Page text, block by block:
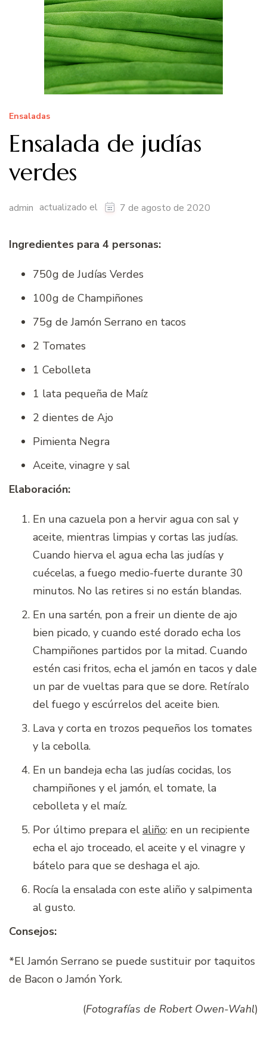
Ensaladas
Ensalada de judías
verdes
admin actualizado el 7 de agosto de 2020
Ingredientes para 4 personas:
750g de Judías Verdes
100g de Champiñones
75g de Jamón Serrano en tacos
2 Tomates
1 Cebolleta
1 lata pequeña de Maíz
2 dientes de Ajo
Pimienta Negra
Aceite, vinagre y sal
Elaboración:
En una cazuela pon a hervir agua con sal y
aceite, mientras limpias y cortas las judías.
Cuando hierva el agua echa las judías y
cuécelas, a fuego medio-fuerte durante 30
minutos. No las retires si no están blandas.
En una sartén, pon a freir un diente de ajo
bien picado, y cuando esté dorado echa los
Champiñones partidos por la mitad. Cuando
estén casi fritos, echa el jamón en tacos y dale
un par de vueltas para que se dore. Retíralo
del fuego y escúrrelos del aceite bien.
Lava y corta en trozos pequeños los tomates
y la cebolla.
En un bandeja echa las judías cocidas, los
champiñones y el jamón, el tomate, la
cebolleta y el maíz.
Por último prepara el aliño: en un recipiente
echa el ajo troceado, el aceite y el vinagre y
bátelo para que se deshaga el ajo.
Rocía la ensalada con este aliño y salpimenta
al gusto.
Consejos:
*El Jamón Serrano se puede sustituir por taquitos
de Bacon o Jamón York.
(Fotografías de Robert Owen-Wahl)